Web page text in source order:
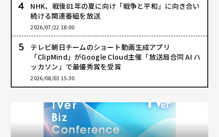
NHK、戦後81年の夏に向け「戦争と平和」に向き合い
続ける関連番組を放送
2026/07/22 18:00
テレビ朝日チームのショート動画生成アプリ
「ClipMind」がGoogle Cloud主催「放送局合同 AI ハ
ッカソン」で最優秀賞を受賞
2026/08/03 15:30